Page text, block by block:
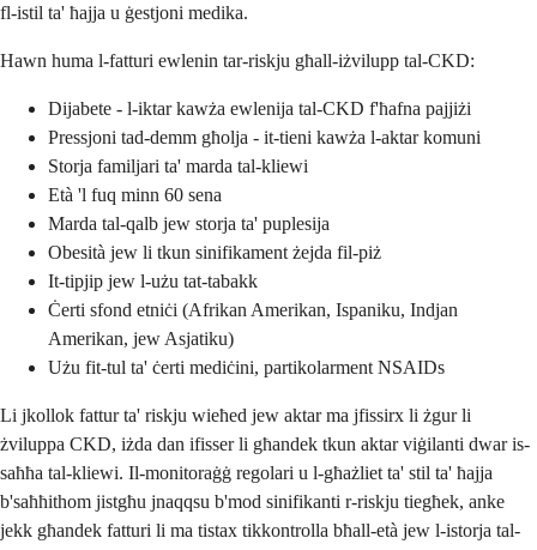
fl-istil ta' ħajja u ġestjoni medika.
Hawn huma l-fatturi ewlenin tar-riskju għall-iżvilupp tal-CKD:
Dijabete - l-iktar kawża ewlenija tal-CKD f'ħafna pajjiżi
Pressjoni tad-demm għolja - it-tieni kawża l-aktar komuni
Storja familjari ta' marda tal-kliewi
Età 'l fuq minn 60 sena
Marda tal-qalb jew storja ta' puplesija
Obesità jew li tkun sinifikament żejda fil-piż
It-tipjip jew l-użu tat-tabakk
Ċerti sfond etniċi (Afrikan Amerikan, Ispaniku, Indjan
Amerikan, jew Asjatiku)
Użu fit-tul ta' ċerti mediċini, partikolarment NSAIDs
Li jkollok fattur ta' riskju wieħed jew aktar ma jfissirx li żgur li
żviluppa CKD, iżda dan ifisser li għandek tkun aktar viġilanti dwar is-
saħħa tal-kliewi. Il-monitoraġġ regolari u l-għażliet ta' stil ta' ħajja
b'saħħithom jistgħu jnaqqsu b'mod sinifikanti r-riskju tiegħek, anke
jekk għandek fatturi li ma tistax tikkontrolla bħall-età jew l-istorja tal-